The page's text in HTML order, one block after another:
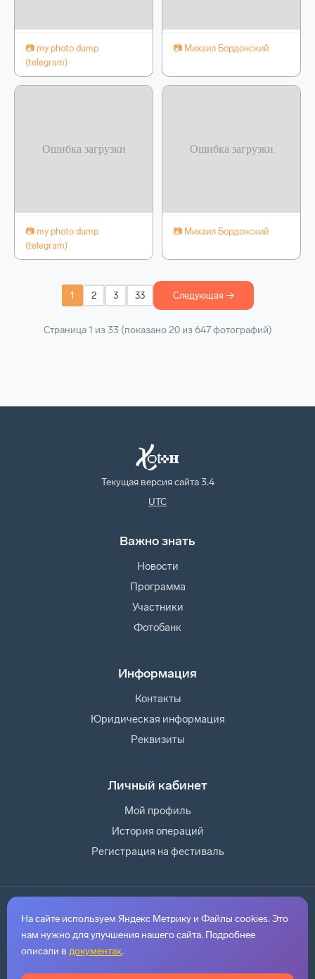
На сайте используем Яндекс Метрику и Файлы cookies. Это
нам нужно для улучшения нашего сайта. Подробнее
описали в документах.
📷 my photo dump
(telegram)
📷 Михаил Бордонский
📷 my photo dump
(telegram)
📷 Михаил Бордонский
1 2 3 33 Следующая →
Страница 1 из 33 (показано 20 из 647 фотографий)
Текущая версия сайта3.4
UTC
Важно знать
Новости
Программа
Участники
Фотобанк
Информация
Контакты
Юридическая информация
Реквизиты
Личный кабинет
Мой профиль
История операций
Регистрация на фестиваль
Семенович
ИНН 143530414924
ОГРНИП 325140000051946
mail@hotonfest.ru
Регистрационный номер оператора персональных данных